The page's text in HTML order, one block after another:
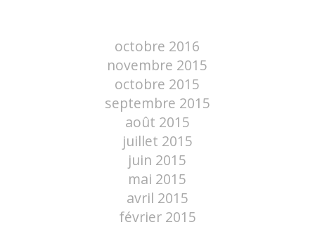
octobre 2016
novembre 2015
octobre 2015
septembre 2015
août 2015
juillet 2015
juin 2015
mai 2015
avril 2015
février 2015